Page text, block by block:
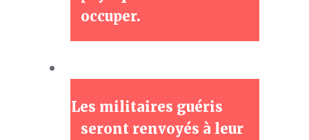
occuper.
Les militaires guéris
seront renvoyés à leur